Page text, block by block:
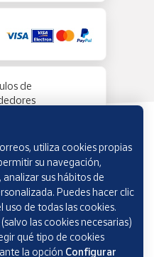
de
utiliza cookies propias
su navegación,
sus hábitos de
Puedes hacer clic
de todas las cookies.
las cookies necesarias)
qué tipo de cookies
la opción Configurar